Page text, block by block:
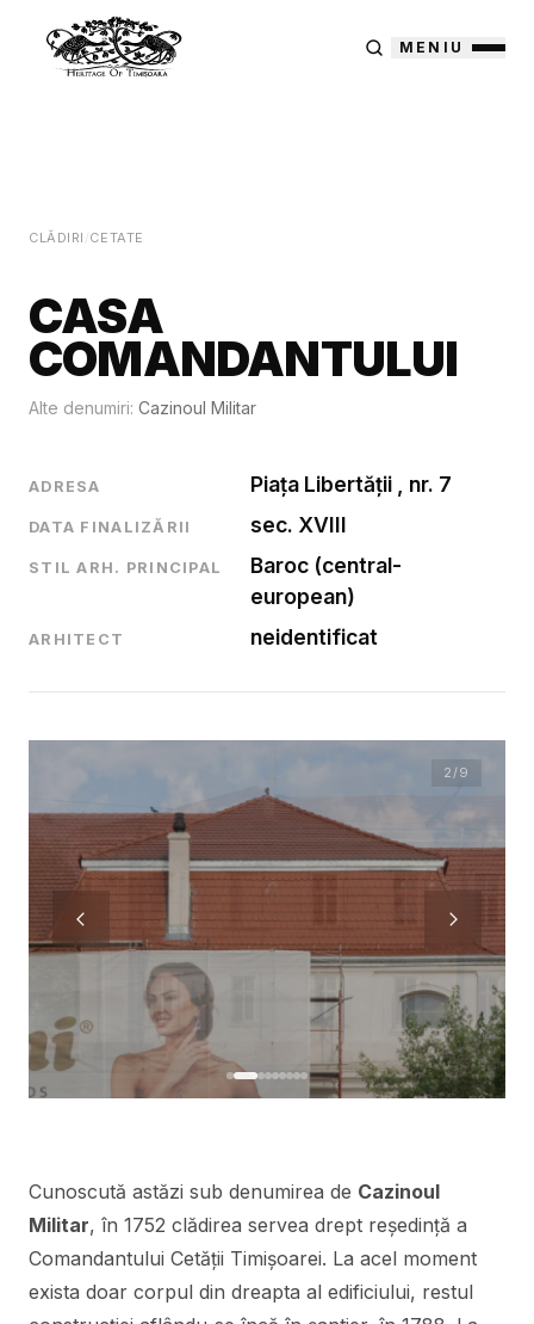
MENIU
CLĂDIRI CETATE
CASA
COMANDANTULUI
Alte denumiri: Cazinoul Militar
ADRESA Piața Libertății , nr. 7
DATA FINALIZĂRII sec. XVIII
STIL ARH. PRINCIPAL
Baroc (central-
european)
ARHITECT neidentificat
2/9
Cunoscută astăzi sub denumirea de Cazinoul
Militar, în 1752 clădirea servea drept reședință a
Comandantului Cetății Timișoarei. La acel moment
exista doar corpul din dreapta al edificiului, restul